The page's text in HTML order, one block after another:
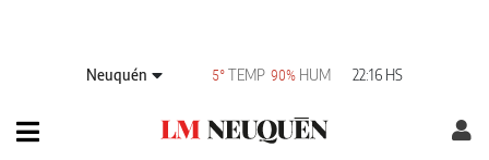
Neuquén 5°TEMP 90% HUM 22:16 HS